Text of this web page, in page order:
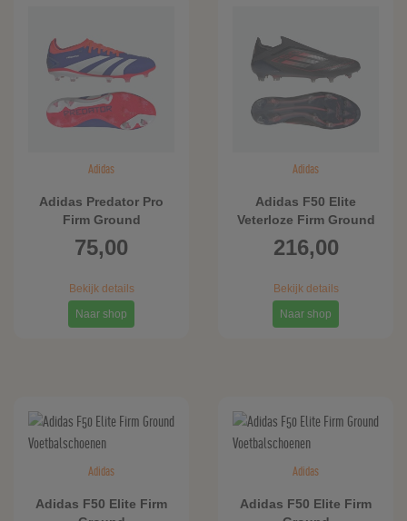
Adidas
Adidas Predator Pro
Firm Ground
Voetbalschoenen
75,00
Bekijk details
Naar shop
Adidas
Adidas F50 Elite
Veterloze Firm Ground
Voetbalschoenen
216,00
Bekijk details
Naar shop
Adidas
Adidas F50 Elite Firm
Adidas
Adidas F50 Elite Firm